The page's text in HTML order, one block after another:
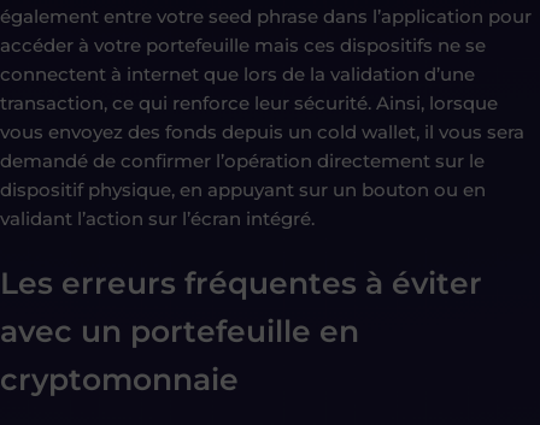
également entre votre seed phrase dans l’application pour
accéder à votre portefeuille mais ces dispositifs ne se
connectent à internet que lors de la validation d’une
transaction, ce qui renforce leur sécurité. Ainsi, lorsque
vous envoyez des fonds depuis un cold wallet, il vous sera
demandé de confirmer l’opération directement sur le
dispositif physique, en appuyant sur un bouton ou en
validant l’action sur l’écran intégré.
Les erreurs fréquentes à éviter
avec un portefeuille en
cryptomonnaie